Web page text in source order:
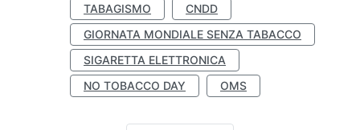
TABAGISMO
CNDD
GIORNATA MONDIALE SENZA TABACCO
SIGARETTA ELETTRONICA
NO TOBACCO DAY
OMS